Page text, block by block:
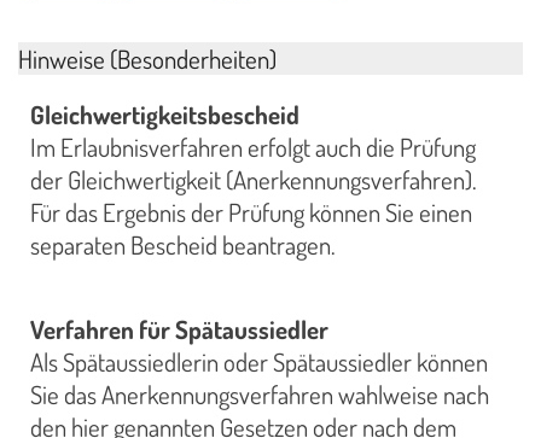
Hinweise (Besonderheiten)
Gleichwertigkeitsbescheid
Im Erlaubnisverfahren erfolgt auch die Prüfung
der Gleichwertigkeit (Anerkennungsverfahren).
Für das Ergebnis der Prüfung können Sie einen
separaten Bescheid beantragen.
Verfahren für Spätaussiedler
Als Spätaussiedlerin oder Spätaussiedler können
Sie das Anerkennungsverfahren wahlweise nach
den hier genannten Gesetzen oder nach dem